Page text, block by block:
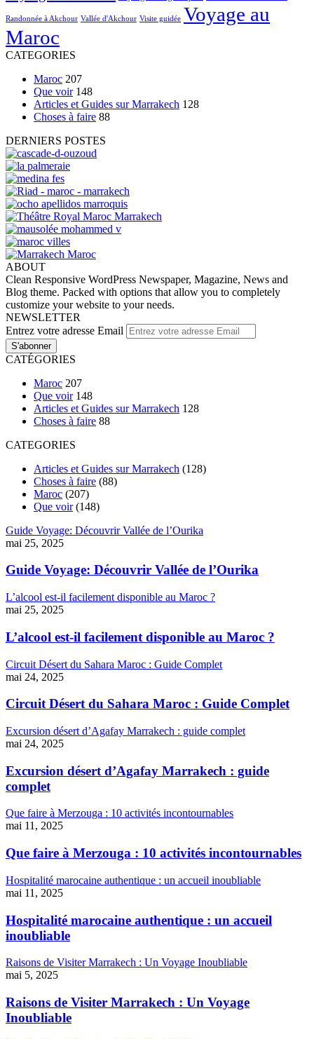
Randonnée à Akchour Vallée d'Akchour Visite guidée Voyage au
Maroc
CATEGORIES
Maroc 207
Que voir 148
Articles et Guides sur Marrakech 128
Choses à faire 88
DERNIERS POSTES
ABOUT
Clean Responsive WordPress Newspaper, Magazine, News and
Blog theme. Packed with options that allow you to completely
customize your website to your needs.
NEWSLETTER
Entrez votre adresse Email
CATÉGORIES
Maroc 207
Que voir 148
Articles et Guides sur Marrakech 128
Choses à faire 88
CATEGORIES
Articles et Guides sur Marrakech (128)
Choses à faire (88)
Maroc (207)
Que voir(148)
Guide Voyage: Découvrir Vallée de l’Ourika
mai 25, 2025
Guide Voyage: Découvrir Vallée de l’Ourika
L’alcool est-il facilement disponible au Maroc ?
mai 25, 2025
L’alcool est-il facilement disponible au Maroc ?
Circuit Désert du Sahara Maroc : Guide Complet
mai 24, 2025
Circuit Désert du Sahara Maroc : Guide Complet
Excursion désert d’Agafay Marrakech : guide complet
mai 24, 2025
Excursion désert d’Agafay Marrakech : guide
complet
Que faire à Merzouga : 10 activités incontournables
mai 11, 2025
Que faire à Merzouga : 10 activités incontournables
Hospitalité marocaine authentique : un accueil inoubliable
mai 11, 2025
Hospitalité marocaine authentique : un accueil
inoubliable
Raisons de Visiter Marrakech : Un Voyage Inoubliable
mai 5, 2025
Raisons de Visiter Marrakech : Un Voyage
Inoubliable